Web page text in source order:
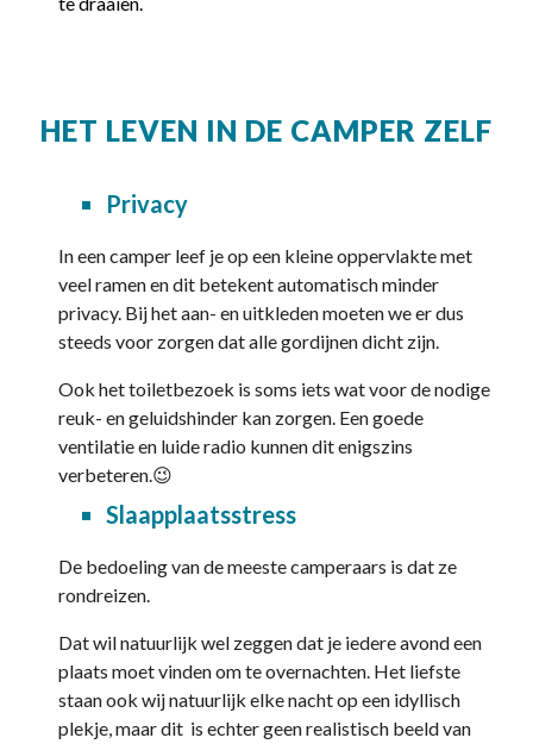
HET LEVEN IN DE CAMPER ZELF
Privacy
In een camper leef je op een kleine oppervlakte met
veel ramen en dit betekent automatisch minder
privacy. Bij het aan- en uitkleden moeten we er dus
steeds voor zorgen dat alle gordijnen dicht zijn.
Ook het toiletbezoek is soms iets wat voor de nodige
reuk- en geluidshinder kan zorgen. Een goede
ventilatie en luide radio kunnen dit enigszins
verbeteren.😉
Slaapplaatsstress
De bedoeling van de meeste camperaars is dat ze
rondreizen.
Dat wil natuurlijk wel zeggen dat je iedere avond een
plaats moet vinden om te overnachten. Het liefste
staan ook wij natuurlijk elke nacht op een idyllisch
plekje, maar dit is echter geen realistisch beeld van